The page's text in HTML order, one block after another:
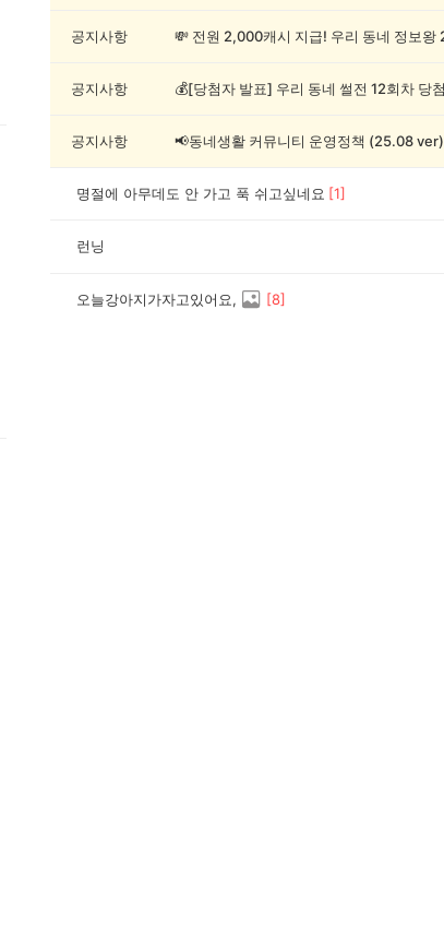
공지사항
공지사항
공지사항 📢동네생활 커뮤니티 운영정책 (25.08 ver)
명절에 아무데도 안 가고 푹 쉬고싶네요 [1]
런닝
오늘강아지가자고있어요, [8]